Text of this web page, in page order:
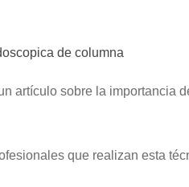
artículo sobre la importancia
que realizan esta